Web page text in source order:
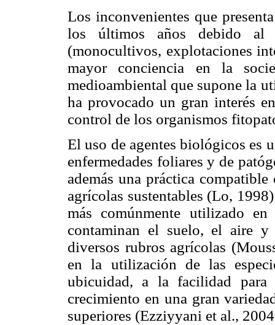
Los inconvenientes que
los últimos años debido al
(monocultivos, explotaciones
mayor conciencia en la
medioambiental que supone la
ha provocado un gran interés
control de los organismos
El uso de agentes biológicos es
enfermedades foliares y de
además una práctica
agrí­colas sustentables (Lo,
más comúnmente utilizado
contaminan el suelo, el aire y
diversos rubros agrícolas
en la utilización de las
ubicuidad, a la facilidad
crecimiento en una gran
superiores (Ezziyyani et al.,